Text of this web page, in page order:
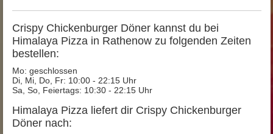
Crispy Chickenburger Döner kannst du bei
Himalaya Pizza in Rathenow zu folgenden Zeiten
bestellen:
Mo: geschlossen
Di, Mi, Do, Fr: 10:00 - 22:15 Uhr
Sa, So, Feiertags: 10:30 - 22:15 Uhr
Himalaya Pizza liefert dir Crispy Chickenburger
Döner nach: